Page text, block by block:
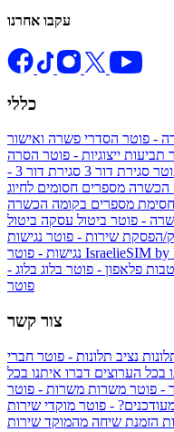
עקבו אחרנו
כללי
- פוטר הסדרי פשרה ואישור
ייצוגיות - פוטר הסרה
סגירת דור 3
סגירת דור 3 -
הכשרה מספרים חסומים לחיוג
מספרים בקומה הכשרה
- פוטר ביטול עסקה ביטול
הפסקת שירות - פוטר נגישות
IsraelieSIM by
פלאפון - פוטר בלוג בלוג -
פוטר
צור קשר
נציב תלונות - פוטר חברי
בכל הערוצים דברו איתנו בכל
- פוטר משרות משרות - פוטר
- פוטר מוקדי שירות
הזמנת שיחה מהמוקד שירות